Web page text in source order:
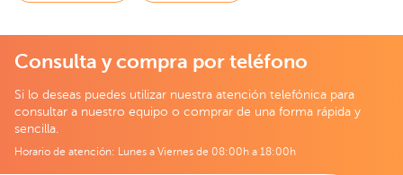
Consulta y compra por teléfono
Si lo deseas puedes utilizar nuestra atención telefónica para
consultar a nuestro equipo o comprar de una forma rápida y
sencilla.
Horario de atención: Lunes a Viernes de 08:00h a 18:00h